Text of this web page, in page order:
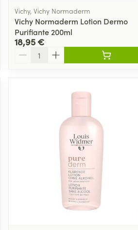
Vichy, Vichy Normaderm
Vichy Normaderm Lotion Dermo
Purifiante 200ml
18,95 €
Quantité